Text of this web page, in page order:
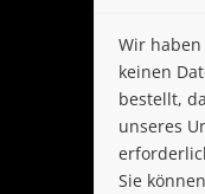
Wir
keinen
bestellt,
unseres
Sie